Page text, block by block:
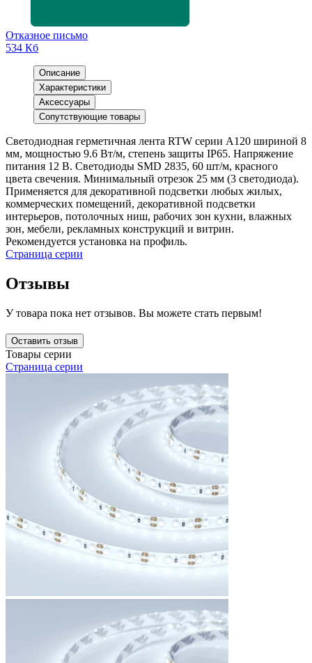
Отказное письмо
534 Кб
Описание
Характеристики
Аксессуары
Сопутствующие товары
Светодиодная герметичная лента RTW серии A120 шириной 8
мм, мощностью 9.6 Вт/м, степень защиты IP65. Напряжение
питания 12 В. Светодиоды SMD 2835, 60 шт/м, красного
цвета свечения. Минимальный отрезок 25 мм (3 светодиода).
Применяется для декоративной подсветки любых жилых,
коммерческих помещений, декоративной подсветки
интерьеров, потолочных ниш, рабочих зон кухни, влажных
зон, мебели, рекламных конструкций и витрин.
Рекомендуется установка на профиль.
Страница серии
Отзывы
У товара пока нет отзывов. Вы можете стать первым!
Оставить отзыв
Товары серии
Страница серии